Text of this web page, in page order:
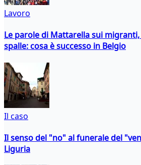
Lavoro
Le parole di Mattarella sui
spalle: cosa è successo in Belgio
Il caso
Il senso del "no" al funerale del
Liguria